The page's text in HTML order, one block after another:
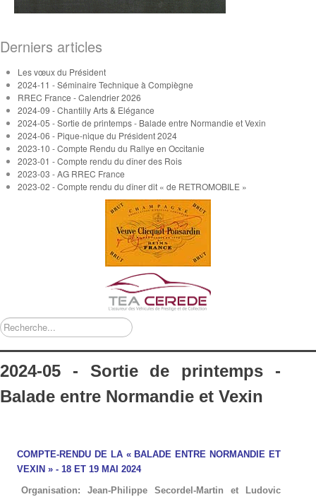
Derniers articles
Les vœux du Président
2024-11 - Séminaire Technique à Compiègne
RREC France - Calendrier 2026
2024-09 - Chantilly Arts & Elégance
2024-05 - Sortie de printemps - Balade entre Normandie et Vexin
2024-06 - Pique-nique du Président 2024
2023-10 - Compte Rendu du Rallye en Occitanie
2023-01 - Compte rendu du dîner des Rois
2023-03 - AG RREC France
2023-02 - Compte rendu du dîner dit « de RETROMOBILE »
Rechercher
2024-05 - Sortie de printemps -
Balade entre Normandie et Vexin
COMPTE-RENDU DE LA « BALADE ENTRE NORMANDIE ET
VEXIN » - 18 ET 19 MAI 2024
Organisation: Jean-Philippe Secordel-Martin et Ludovic